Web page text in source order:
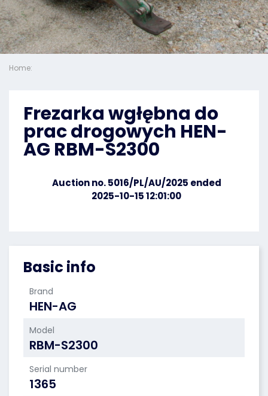
Home:
Basic info
Brand
HEN-AG
Model
RBM-S2300
Serial number
1365
Frezarka wgłębna do
prac drogowych HEN-
AG RBM-S2300
Auction no. 5016/PL/AU/2025 ended
2025-10-15 12:01:00